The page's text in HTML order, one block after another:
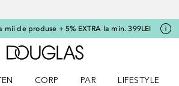
mii de produse + 5% EXTRA la min. 399LEI
Către pagina principală
CORP
PAR
LIFESTYLE